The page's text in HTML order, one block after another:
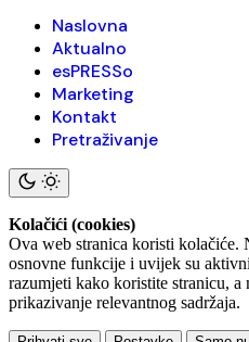
Naslovna
Aktualno
esPRESSo
Marketing
Kontakt
Pretraživanje
Kolačići (cookies)
Ova web stranica koristi kolačiće.
osnovne funkcije i uvijek su
razumjeti kako koristite stranicu, a
prikazivanje relevantnog sadržaja.